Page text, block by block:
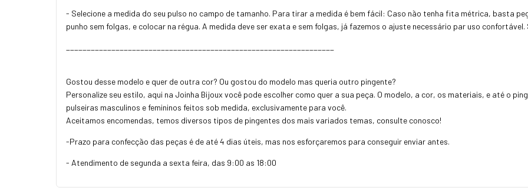
- Selecione a medida do seu pulso no campo de tamanho. Para tirar a medida é bem fácil: Caso não tenha fita métrica, basta
punho sem folgas, e colocar na régua. A medida deve ser exata e sem folgas, já fazemos o ajuste necessário par uso
Gostou desse modelo e quer de outra cor? Ou gostou do modelo mas queria outro pingente?
Personalize seu estilo, aqui na Joinha Bijoux você pode escolher como quer a sua peça. O modelo, a cor, os materiais, e até o
pulseiras masculinos e femininos feitos sob medida, exclusivamente para você.
Aceitamos encomendas, temos diversos tipos de pingentes dos mais variados temas, consulte conosco!
-Prazo para confecção das peças é de até 4 dias úteis, mas nos esforçaremos para conseguir enviar antes.
- Atendimento de segunda a sexta feira, das 9:00 as 18:00